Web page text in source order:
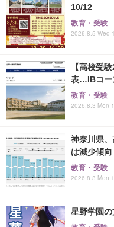
10/12
教育・受験
2026.8.5 Wed
【高校受
表…IBコー
教育・受験
2026.8.3 Mon
神奈川県
は減少傾向
教育・受験
2026.8.3 Mon
星野学園